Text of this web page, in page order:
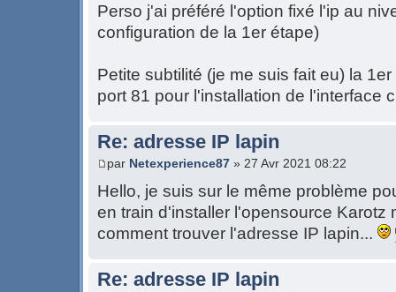
Perso j'ai préféré l'option fixé l'ip au
configuration de la 1er étape)
Petite subtilité (je me suis fait eu) la
port 81 pour l'installation de l'interface
Re: adresse IP lapin
par Netexperience87 » 27 Avr 2021 08:22
Hello, je suis sur le même problème
en train d'installer l'opensource Karotz
comment trouver l'adresse IP lapin...
Re: adresse IP lapin